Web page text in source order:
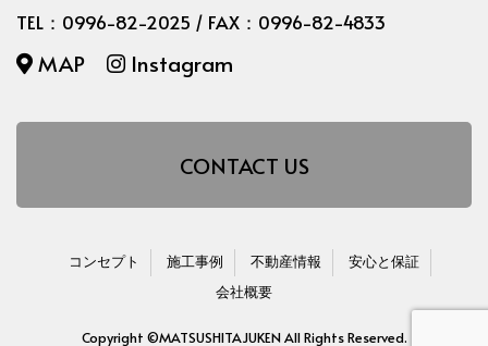
TEL： 0996-82-2025 / FAX：0996-82-4833
MAP Instagram
CONTACT US
コンセプト 施工事例 不動産情報
安心と保証
会社概要
Copyright ©MATSUSHITAJUKEN All Rights Reserved.